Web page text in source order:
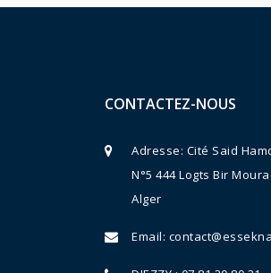
CONTACTEZ-NOUS
Adresse: Cité Said
N°5 444 Logts Bir
Alger
Email: